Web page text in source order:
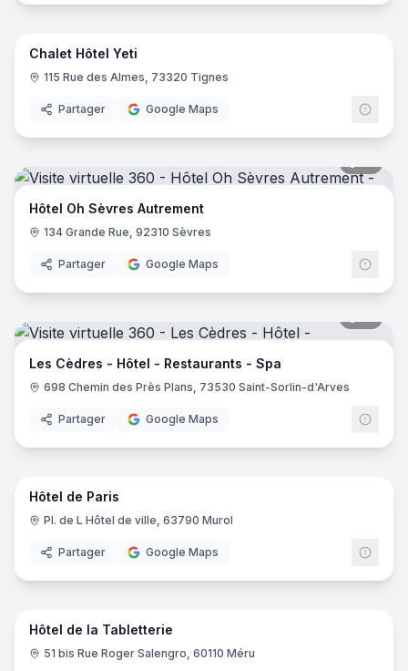
44
Chalet Hôtel Yeti
115 Rue des Almes, 73320 Tignes
Partager Google Maps
Hôtel Oh Sèvres Autrement
134 Grande Rue, 92310 Sèvres
Partager Google Maps
Les Cèdres - Hôtel - Restaurants - Spa
698 Chemin des Près Plans, 73530 Saint-Sorlin-d'Arves
Partager Google Maps
10
Hôtel de Paris
Pl. de L Hôtel de ville, 63790 Murol
Partager Google Maps
16
Hôtel de la Tabletterie
51 bis Rue Roger Salengro, 60110 Méru